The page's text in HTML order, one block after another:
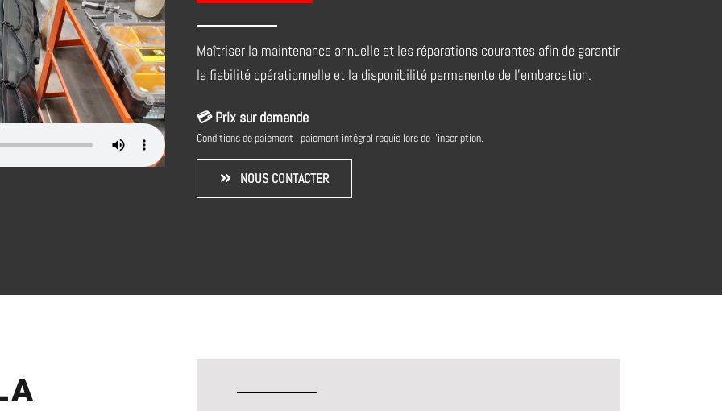
Maîtriser la maintenance annuelle et les réparations courantes afin de garantir
la fiabilité opérationnelle et la disponibilité permanente de l’embarcation.
💳 Prix sur demande
Conditions de paiement : paiement intégral requis lors de l'inscription.
NOUS CONTACTER